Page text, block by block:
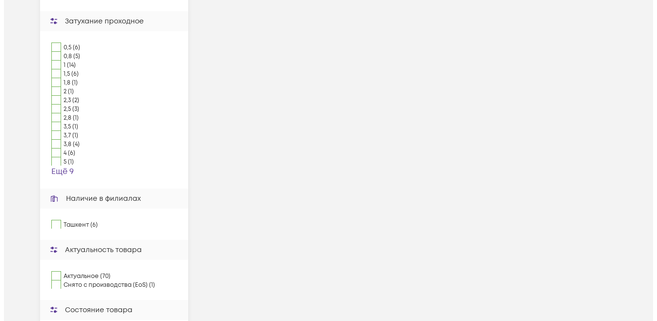
Затухание проходное
0,5 (6)
0,8 (5)
1 (14)
1,5 (6)
1,8 (1)
2 (1)
2,3 (2)
2,5 (3)
2,8 (1)
3,5 (1)
3,7 (1)
3,8 (4)
4 (6)
5 (1)
Ещё 9
Наличие в филиалах
Ташкент (6)
Актуальность товара
Актуальное (70)
Снято с производства (EoS) (1)
Состояние товара